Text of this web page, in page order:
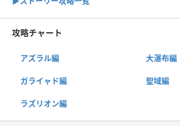
攻略チャート
アズラル編 大瀑布編
ガライャド編 聖域編
ラズリオン編